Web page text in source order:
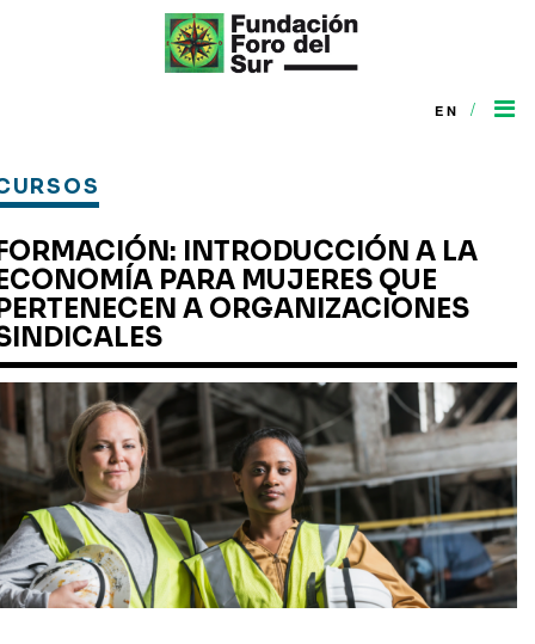
EN /
INTRODUCCIÓN A LA
PARA MUJERES QUE
A ORGANIZACIONES